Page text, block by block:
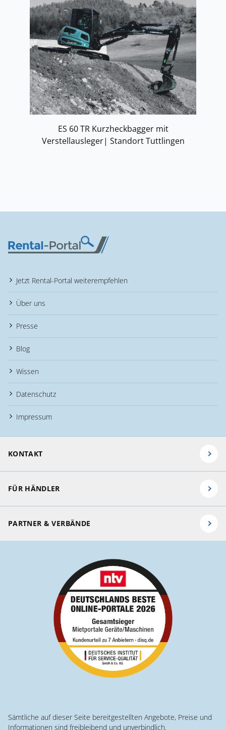
ES 60 TR Kurzheckbagger mit
Verstellausleger| Standort Tuttlingen
Jetzt Rental-Portal weiterempfehlen
Über uns
Presse
Blog
Wissen
Datenschutz
Impressum
KONTAKT
FÜR HÄNDLER
PARTNER & VERBÄNDE
Sämtliche auf dieser Seite bereitgestellten Angebote, Preise und
Informationen sind freibleibend und unverbindlich.